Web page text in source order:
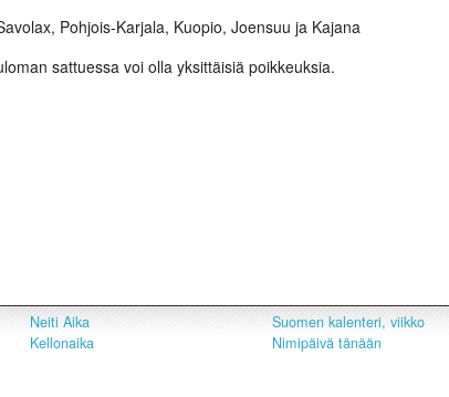
Pohjois-Karjala, Kuopio, Joensuu ja Kajana
sattuessa voi olla yksittäisiä poikkeuksia.
Neiti Aika
Kellonaika
Suomen kalenteri, viikko
Nimipäivä tänään